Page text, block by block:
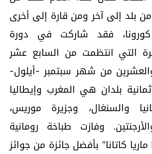
بلد إلى آخر ومن قارة إلى أخرى
فقد شاركت في دورة
التي انتظمت من السابع عشر
من شهر سبتمبر -أيلول-
بلدان هي المغرب وإيطاليا
والسنغال، وجزيرة موريس،
وفازت طباخة رومانية
كاتانا” بأفضل جائزة من جوائز